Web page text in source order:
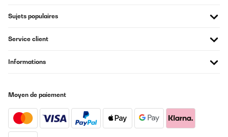
Sujets populaires
Service client
Informations
Moyen de paiement